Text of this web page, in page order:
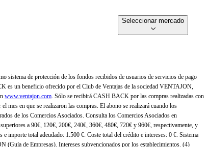
Seleccionar mercado
sistema de protección de los fondos recibidos de usuarios de servicios de pago
es un beneficio ofrecido por el Club de Ventajas de la sociedad VENTAJON,
www.ventajon.com. Sólo se recibirá CASH BACK por las compras realizadas con
en que se realizaron las compras. El abono se realizará cuando los
de los Comercios Asociados. Consulta los Comercios Asociados en
a 90€, 120€, 200€, 240€, 360€, 480€, 720€ y 960€, respectivamente, y
importe total adeudado: 1.500 €. Coste total del crédito e intereses: 0 €. Sistema
(Guía de Empresas). Intereses subvencionados por los establecimientos. (4)